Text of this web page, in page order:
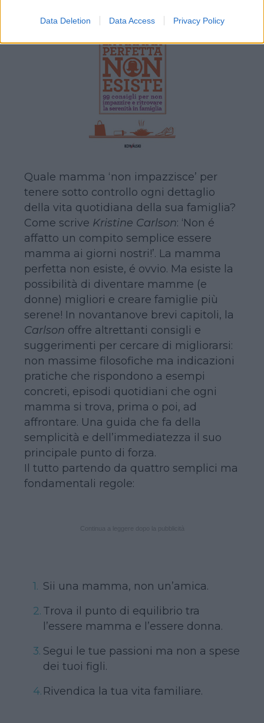
Data Deletion Data Access Privacy Policy
Quale mamma ‘non impazzisce’ per
tenere sotto controllo ogni dettaglio
della vita quotidiana della sua famiglia?
Come scrive Kristine Carlson: ‘Non é
affatto un compito semplice essere
mamma ai giorni nostri!’. La mamma
perfetta non esiste, é ovvio. Ma esiste la
possibilità di diventare mamme (e
donne) migliori e creare famiglie più
serene! In novantanove brevi capitoli, la
Carlson offre altrettanti consigli e
suggerimenti per cercare di migliorarsi:
non massime filosofiche ma indicazioni
pratiche che rispondono a esempi
concreti, episodi quotidiani che ogni
mamma si trova, prima o poi, ad
affrontare. Una guida che fa della
semplicità e dell’immediatezza il suo
principale punto di forza.
Il tutto partendo da quattro semplici ma
fondamentali regole:
Sii una mamma, non un’amica.
Trova il punto di equilibrio tra
l’essere mamma e l’essere donna.
Segui le tue passioni ma non a spese
dei tuoi figli.
Rivendica la tua vita familiare.